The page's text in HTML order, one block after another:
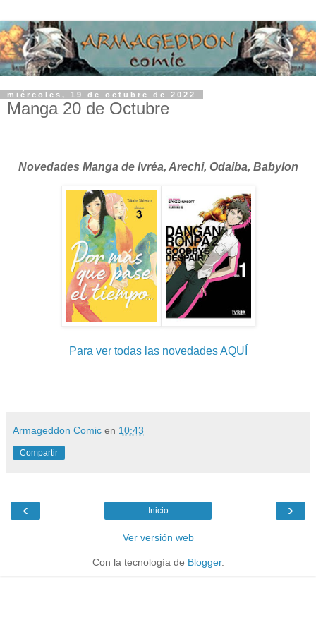
miércoles, 19 de octubre de 2022
Manga 20 de Octubre
Novedades Manga de Ivréa, Arechi, Odaiba, Babylon
Para ver todas las novedades AQUÍ
Armageddon Comic en 10:43
Compartir
‹ ›
Inicio
Ver versión web
Con la tecnología de Blogger.